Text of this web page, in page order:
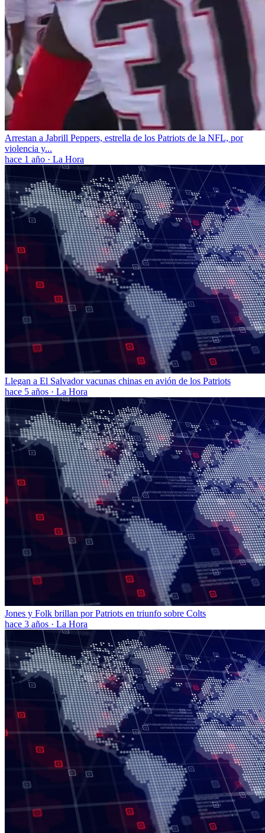
Arrestan a Jabrill Peppers, estrella de los Patriots de la NFL, por
violencia y...
hace 1 año · La Hora
Llegan a El Salvador vacunas chinas en avión de los Patriots
hace 5 años · La Hora
Jones y Folk brillan por Patriots en triunfo sobre Colts
hace 3 años · La Hora